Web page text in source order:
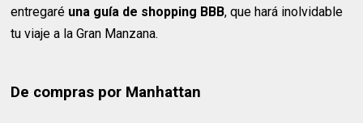
entregaré una guía de shopping BBB, que hará inolvidable
tu viaje a la Gran Manzana.
De compras por Manhattan